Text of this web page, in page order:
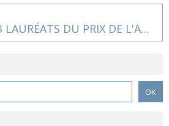
DÉCOUVREZ LES 3 LAURÉATS DU PRIX DE L'AUDACE ARTISTIQUE ET CULTURELLE